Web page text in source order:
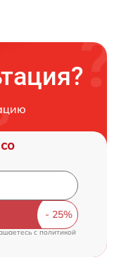
c политикой